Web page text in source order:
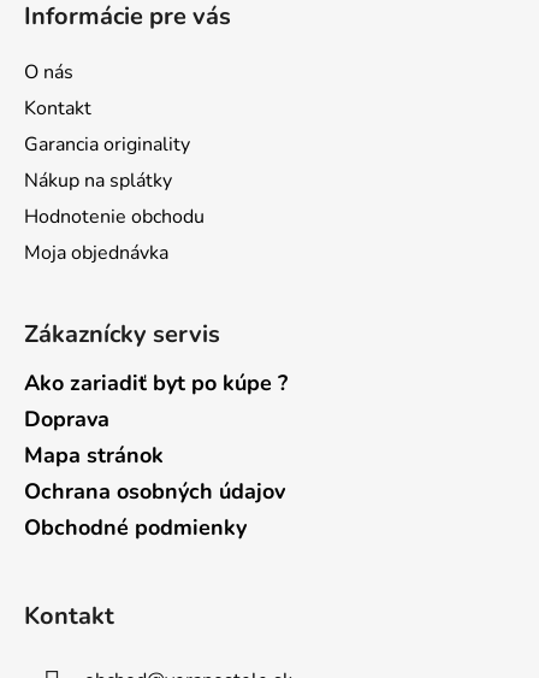
Informácie pre vás
O nás
Kontakt
Garancia originality
Nákup na splátky
Hodnotenie obchodu
Moja objednávka
Zákaznícky servis
Ako zariadiť byt po kúpe ?
Doprava
Mapa stránok
Ochrana osobných údajov
Obchodné podmienky
Kontakt